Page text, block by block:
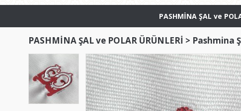
PASHMİNA ŞAL ve
PASHMİNA ŞAL ve POLAR ÜRÜNLERİ > Pashmina